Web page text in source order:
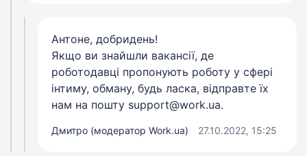
Антоне, добридень!
Якщо ви знайшли вакансії, де
роботодавці пропонують роботу у сфері
інтиму, обману, будь ласка, відправте їх
нам на пошту support@work.ua.
Дмитро (модератор Work.ua) 27.10.2022, 15:25